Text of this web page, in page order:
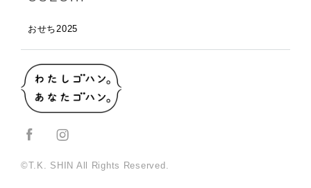
©T.K. SHIN All Rights Reserved.
おせち2025